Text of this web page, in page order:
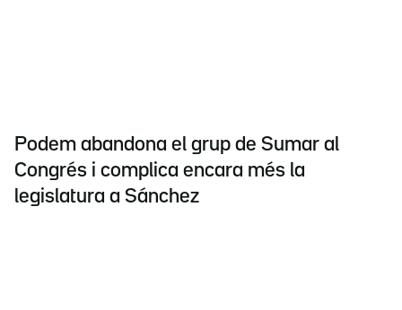
Podem abandona el grup de Sumar al
Congrés i complica encara més la
legislatura a Sánchez